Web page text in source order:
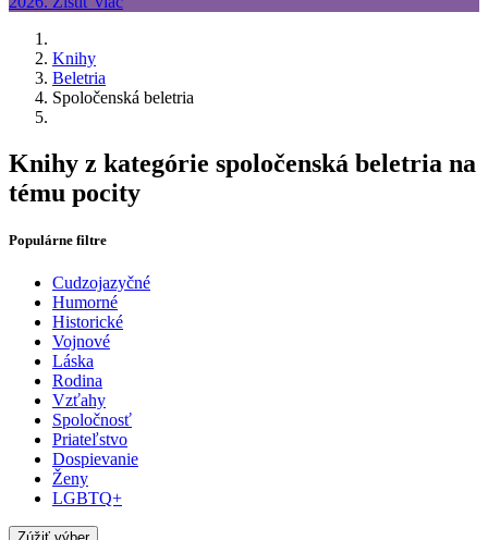
Knihy
Beletria
Spoločenská beletria
Knihy z kategórie spoločenská beletria na
tému pocity
Populárne filtre
Cudzojazyčné
Humorné
Historické
Vojnové
Láska
Rodina
Vzťahy
Spoločnosť
Priateľstvo
Dospievanie
Ženy
LGBTQ+